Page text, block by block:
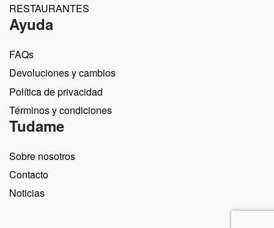
RESTAURANTES
Ayuda
FAQs
Devoluciones y cambios
Política de privacidad
Términos y condiciones
Tudame
Sobre nosotros
Contacto
Noticias